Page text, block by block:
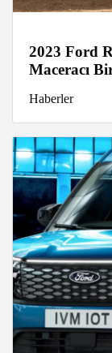
2023 Ford
Maceracı
Haberler